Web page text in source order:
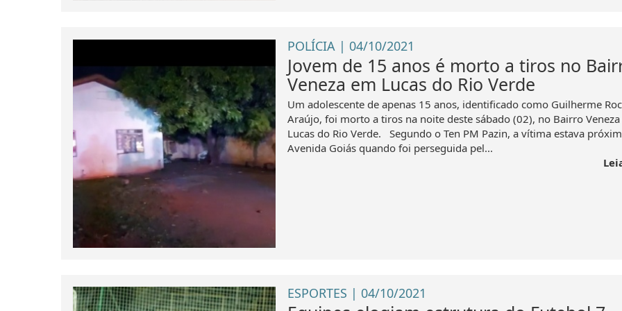
POLÍCIA | 04/10/2021
Jovem de 15 anos é morto a tiros no
Veneza em Lucas do Rio Verde
Um adolescente de apenas 15 anos, identificado como Guilherme
Araújo, foi morto a tiros na noite deste sábado (02), no Bairro Veneza
Lucas do Rio Verde. Segundo o Ten PM Pazin, a vítima estava
Avenida Goiás quando foi perseguida pel...
ESPORTES | 04/10/2021